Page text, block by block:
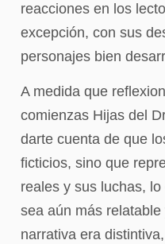
reacciones en los
excepción, con sus
personajes bien
A medida que
comienzas Hijas del
darte cuenta de que
ficticios, sino que
reales y sus luchas,
sea aún más
narrativa era